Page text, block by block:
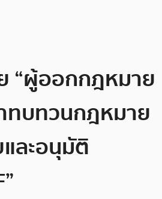
“ผู้ออกกฎหมาย
บทวนกฎหมาย
ละอนุมัติ